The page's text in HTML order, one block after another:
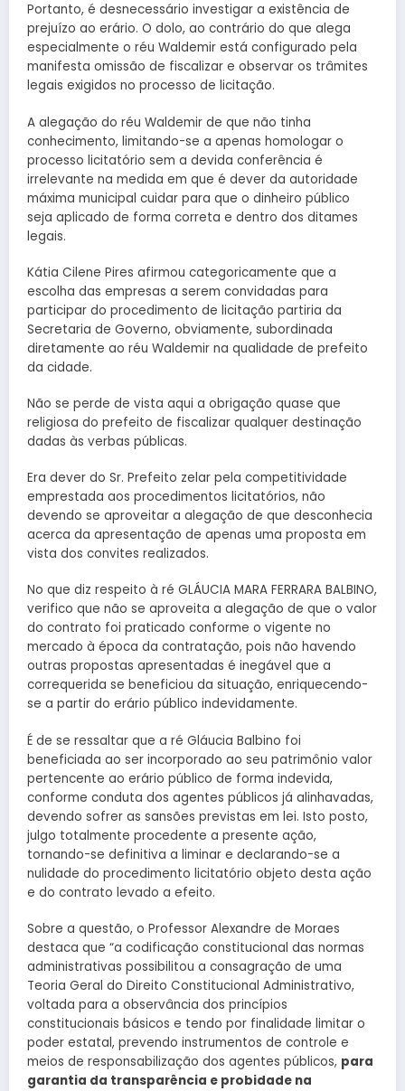
Portanto, é desnecessário investigar a existência de
prejuízo ao erário. O dolo, ao contrário do que alega
especialmente o réu Waldemir está configurado pela
manifesta omissão de fiscalizar e observar os trâmites
legais exigidos no processo de licitação.
A alegação do réu Waldemir de que não tinha
conhecimento, limitando-se a apenas homologar o
processo licitatório sem a devida conferência é
irrelevante na medida em que é dever da autoridade
máxima municipal cuidar para que o dinheiro público
seja aplicado de forma correta e dentro dos ditames
legais.
Kátia Cilene Pires afirmou categoricamente que a
escolha das empresas a serem convidadas para
participar do procedimento de licitação partiria da
Secretaria de Governo, obviamente, subordinada
diretamente ao réu Waldemir na qualidade de prefeito
da cidade.
Não se perde de vista aqui a obrigação quase que
religiosa do prefeito de fiscalizar qualquer destinação
dadas às verbas públicas.
Era dever do Sr. Prefeito zelar pela competitividade
emprestada aos procedimentos licitatórios, não
devendo se aproveitar a alegação de que desconhecia
acerca da apresentação de apenas uma proposta em
vista dos convites realizados.
No que diz respeito à ré GLÁUCIA MARA FERRARA BALBINO,
verifico que não se aproveita a alegação de que o valor
do contrato foi praticado conforme o vigente no
mercado à época da contratação, pois não havendo
outras propostas apresentadas é inegável que a
correquerida se beneficiou da situação, enriquecendo-
se a partir do erário público indevidamente.
É de se ressaltar que a ré Gláucia Balbino foi
beneficiada ao ser incorporado ao seu patrimônio valor
pertencente ao erário público de forma indevida,
conforme conduta dos agentes públicos já alinhavadas,
devendo sofrer as sansões previstas em lei. Isto posto,
julgo totalmente procedente a presente ação,
tornando-se definitiva a liminar e declarando-se a
nulidade do procedimento licitatório objeto desta ação
e do contrato levado a efeito.
Sobre a questão, o Professor Alexandre de Moraes
destaca que “a codificação constitucional das normas
administrativas possibilitou a consagração de uma
Teoria Geral do Direito Constitucional Administrativo,
voltada para a observância dos princípios
constitucionais básicos e tendo por finalidade limitar o
poder estatal, prevendo instrumentos de controle e
meios de responsabilização dos agentes públicos, para
garantia da transparência e probidade na